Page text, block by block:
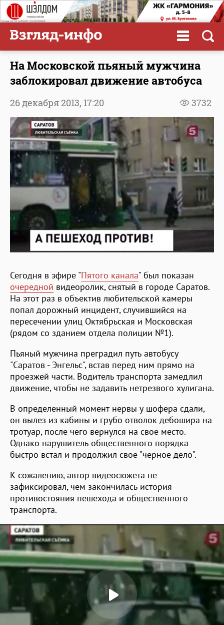
На Московской пьяный мужчина
заблокировал движение автобуса
3732
26 декабря 2013, 17:20
Сегодня в эфире "Пятого канала" был показан
очередной видеоролик, снятый в городе Саратов.
На этот раз в объектив любительской камеры
попал дорожный инцидент, случившийся на
пересечении улиц Октябрьская и Московская
(рядом со зданием отдела полиции №1).
Пьяный мужчина преградил путь автобусу
"Саратов - Энгельс", встав перед ним прямо на
проезжей части. Водитель транспорта замедлил
движение, чтобы не задавить нетрезвого хулигана.
В определенный момент нервы у шофера сдали,
он вылез из кабины и грубо отволок дебошира на
тротуар, после чего вернулся на свое место.
Однако нарушитель общественного порядка
быстро встал и продолжил свое "черное дело".
К сожалению, автор видеосюжета не
зафиксировал, чем закончилась история
противостояния пешехода и общественного
транспорта.